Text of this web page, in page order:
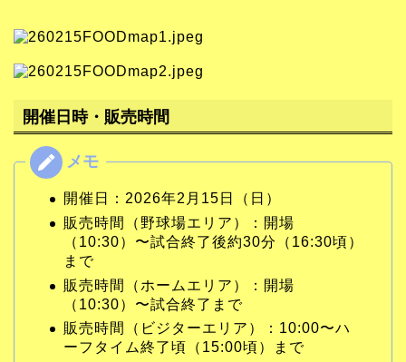
開催日時・販売時間
開催日：2026年2月15日（日）
販売時間（野球場エリア）：開場
（10:30）〜試合終了後約30分（16:30頃）
まで
販売時間（ホームエリア）：開場
（10:30）〜試合終了まで
販売時間（ビジターエリア）：10:00〜ハ
ーフタイム終了頃（15:00頃）まで